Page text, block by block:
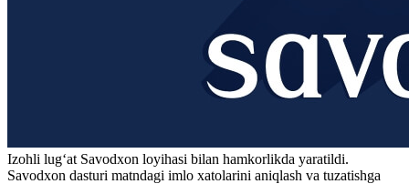
Izohli lugʻat Savodxon loyihasi bilan hamkorlikda yaratildi.
Savodxon dasturi matndagi imlo xatolarini aniqlash va tuzatishga